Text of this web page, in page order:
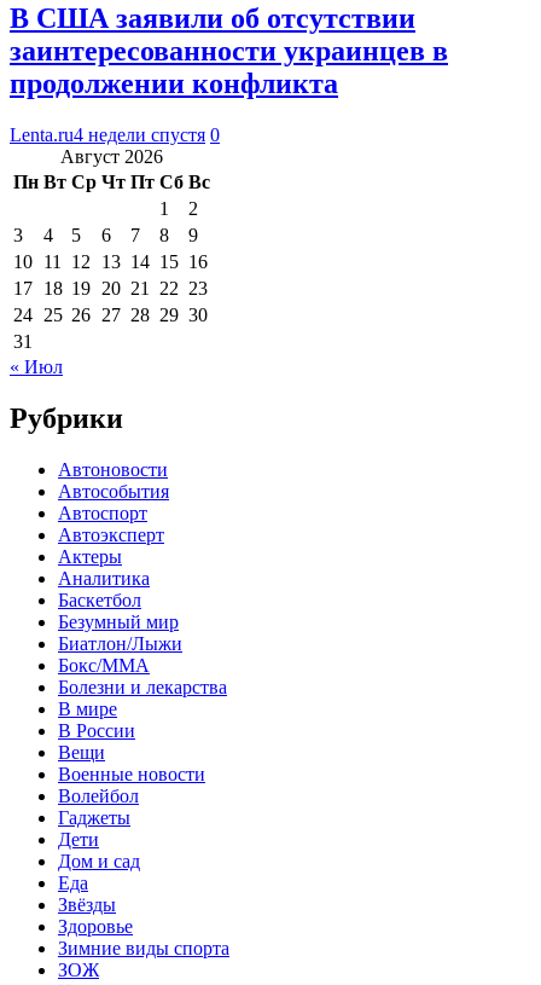
В США заявили об отсутствии
заинтересованности украинцев в
продолжении конфликта
Lenta.ru4 недели спустя 0
Август 2026
Пн Вт Ср Чт Пт Сб Вс
1
2
3
4 5 6 7 8
9
10 11 12 13 14 15 16
17 18 19 20 21 22 23
24 25 26 27 28 29 30
31
« Июл
Рубрики
Автоновости
Автособытия
Автоспорт
Автоэксперт
Актеры
Аналитика
Баскетбол
Безумный мир
Биатлон/Лыжи
Бокс/MMA
Болезни и лекарства
В мире
В России
Вещи
Военные новости
Волейбол
Гаджеты
Дети
Дом и сад
Еда
Звёзды
Здоровье
Зимние виды спорта
ЗОЖ